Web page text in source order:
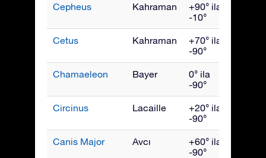
Cepheus Kahraman
+90° ila
-10°
Cetus Kahraman
+70° ila
-90°
Chamaeleon Bayer
0° ila
-90°
Circinus Lacaille
+20° ila
-90°
Canis Major Avcı
+60° ila
-90°